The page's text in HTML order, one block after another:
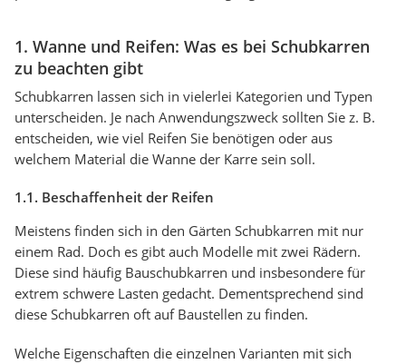
1. Wanne und Reifen: Was es bei Schubkarren
zu beachten gibt
Schubkarren lassen sich in vielerlei Kategorien und Typen
unterscheiden. Je nach Anwendungszweck sollten Sie z. B.
entscheiden, wie viel Reifen Sie benötigen oder aus
welchem Material die Wanne der Karre sein soll.
1.1. Beschaffenheit der Reifen
Meistens finden sich in den Gärten Schubkarren mit nur
einem Rad. Doch es gibt auch Modelle mit zwei Rädern.
Diese sind häufig Bauschubkarren und insbesondere für
extrem schwere Lasten gedacht. Dementsprechend sind
diese Schubkarren oft auf Baustellen zu finden.
Welche Eigenschaften die einzelnen Varianten mit sich